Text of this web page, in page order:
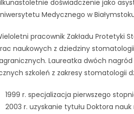
doświadczenie jako
Medycznego w
pracownik Zakładu Protetyki
naukowych z dziedziny
Laureatka dwóch
szkoleń z zakresy stomatologii
1999 r. specjalizacja pierwszego
2003 r. uzyskanie tytułu Doktora